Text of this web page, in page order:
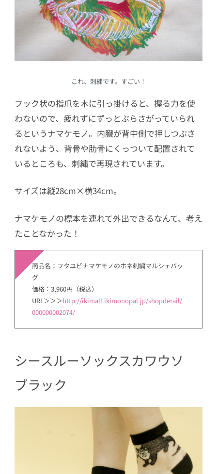
これ、刺繍です。すごい！
フック状の指爪を木に引っ掛けると、握る力を使
わないので、疲れずにずっとぶらさがっていられ
るというナマケモノ。内臓が背中側で押しつぶさ
れないよう、背骨や肋骨にくっついて配置されて
いるところも、刺繍で再現されています。
サイズは縦28cm×横34cm。
ナマケモノの標本を連れて外出できるなんて、考え
たことなかった！
商品名：フタユビナマケモノのホネ刺繍マルシェバッ
グ
価格：3,960円（税込）
URL＞＞＞http://ikimall.ikimonopal.jp/shopdetail/
000000002074/
シースルーソックスカワウソ
ブラック